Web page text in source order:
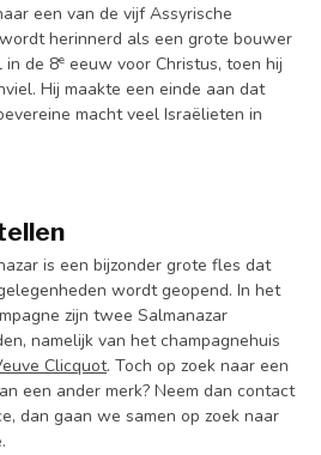
een van de vijf Assyrische
herinnerd als een grote bouwer
in de 8e eeuw voor Christus, toen hij
Hij maakte een einde aan dat
macht veel Israëlieten in
is een bijzonder grote fles dat
wordt geopend. In het
zijn twee Salmanazar
namelijk van het champagnehuis
Clicquot. Toch op zoek naar een
een ander merk? Neem dan contact
dan gaan we samen op zoek naar